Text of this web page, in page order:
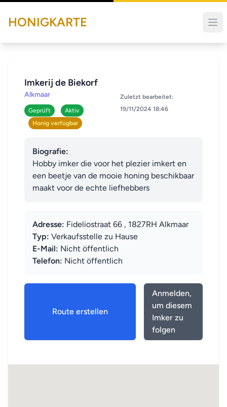
HONIGKARTE
Imkerij de Biekorf
Alkmaar
Geprüft
Aktiv
Honig verfügbar
Zuletzt bearbeitet:
19/11/2024 18:46
Biografie:
Hobby imker die voor het plezier imkert en
een beetje van de mooie honing beschikbaar
maakt voor de echte liefhebbers
Adresse: Fideliostraat 66 , 1827RH Alkmaar
Typ: Verkaufsstelle zu Hause
E-Mail: Nicht öffentlich
Telefon: Nicht öffentlich
Route erstellen
Anmelden,
um diesem
Imker zu
folgen